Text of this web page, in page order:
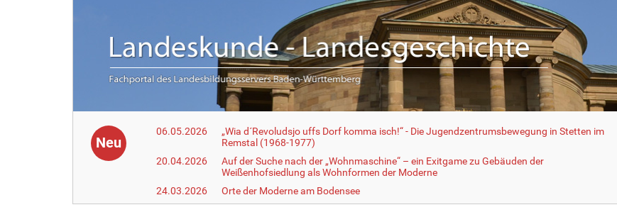
Neu
06.05.2026
„Wia d´Revoludsjo uffs Dorf komma isch!“ - Die Jugendzentrumsbewegung in Stetten im
Remstal (1968-1977)
20.04.2026
Auf der Suche nach der „Wohnmaschine“ – ein Exitgame zu Gebäuden der
Weißenhofsiedlung als Wohnformen der Moderne
24.03.2026
Orte der Moderne am Bodensee